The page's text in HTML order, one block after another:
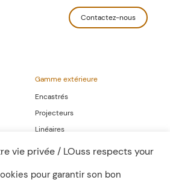
Contactez-nous
Gamme extérieure
Encastrés
Projecteurs
Linéaires
vie privée / LOuss respects your
pour garantir son bon